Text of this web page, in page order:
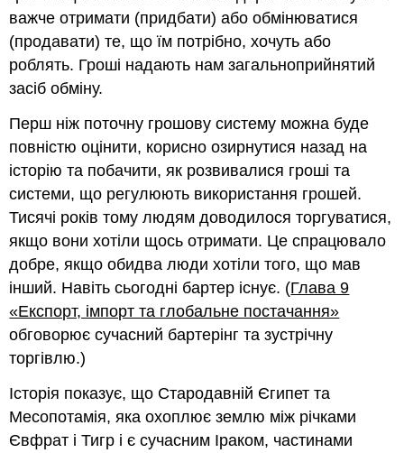
важче отримати (придбати) або обмінюватися
(продавати) те, що їм потрібно, хочуть або
роблять. Гроші надають нам загальноприйнятий
засіб обміну.
Перш ніж поточну грошову систему можна буде
повністю оцінити, корисно озирнутися назад на
історію та побачити, як розвивалися гроші та
системи, що регулюють використання грошей.
Тисячі років тому людям доводилося торгуватися,
якщо вони хотіли щось отримати. Це спрацювало
добре, якщо обидва люди хотіли того, що мав
інший. Навіть сьогодні бартер існує. (Глава 9
«Експорт, імпорт та глобальне постачання»
обговорює сучасний бартерінг та зустрічну
торгівлю.)
Історія показує, що Стародавній Єгипет та
Месопотамія, яка охоплює землю між річками
Євфрат і Тигр і є сучасним Іраком, частинами